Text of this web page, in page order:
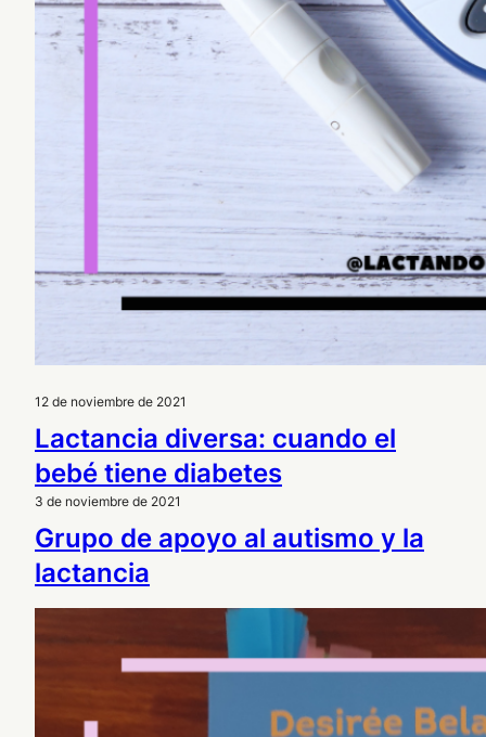
12 de noviembre de 2021
Lactancia diversa: cuando el
bebé tiene diabetes
3 de noviembre de 2021
Grupo de apoyo al autismo y la
lactancia